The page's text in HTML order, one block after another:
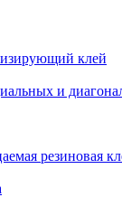
клей
и
резиновая